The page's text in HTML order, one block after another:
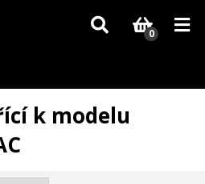
dodání dílů, které nejsou skladem,
za pochopení.
0
k modelu